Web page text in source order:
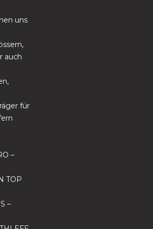
uns
auch
für
–
TOP
–